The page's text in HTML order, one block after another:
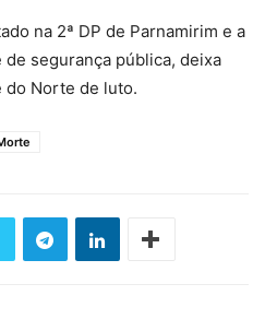
na 2ª DP de Parnamirim e a
segurança pública, deixa
do Norte de luto.